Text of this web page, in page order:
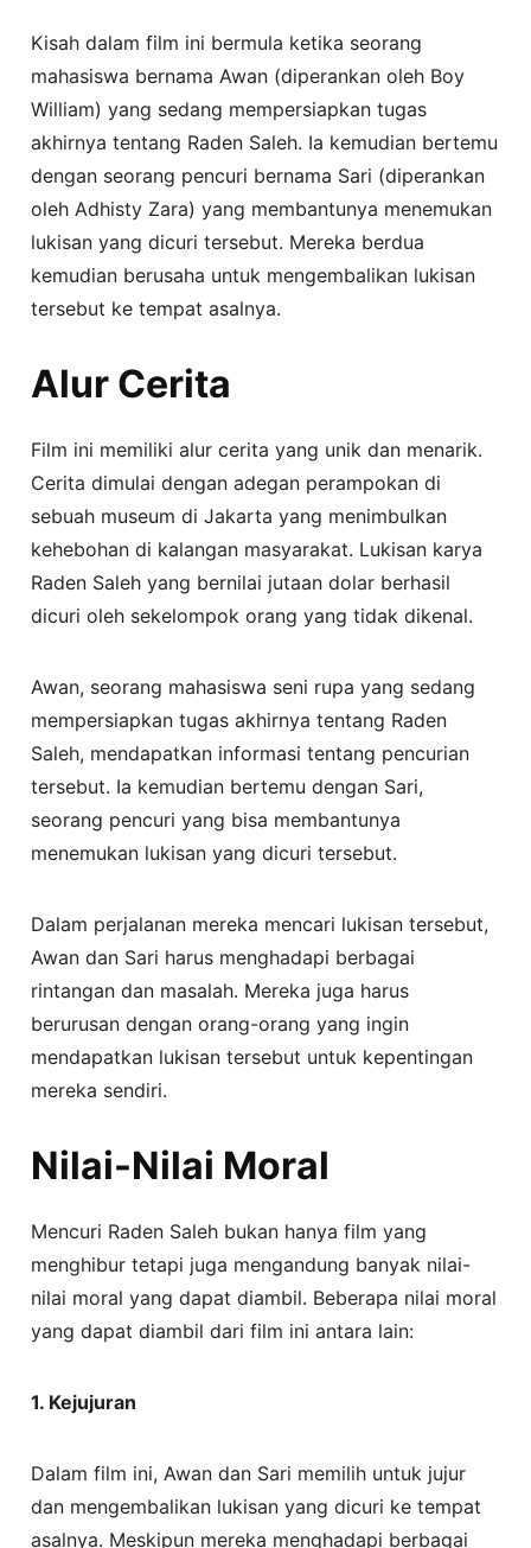
Kisah dalam film ini bermula ketika seorang
mahasiswa bernama Awan (diperankan oleh Boy
William) yang sedang mempersiapkan tugas
akhirnya tentang Raden Saleh. Ia kemudian bertemu
dengan seorang pencuri bernama Sari (diperankan
oleh Adhisty Zara) yang membantunya menemukan
lukisan yang dicuri tersebut. Mereka berdua
kemudian berusaha untuk mengembalikan lukisan
tersebut ke tempat asalnya.
Alur Cerita
Film ini memiliki alur cerita yang unik dan menarik.
Cerita dimulai dengan adegan perampokan di
sebuah museum di Jakarta yang menimbulkan
kehebohan di kalangan masyarakat. Lukisan karya
Raden Saleh yang bernilai jutaan dolar berhasil
dicuri oleh sekelompok orang yang tidak dikenal.
Awan, seorang mahasiswa seni rupa yang sedang
mempersiapkan tugas akhirnya tentang Raden
Saleh, mendapatkan informasi tentang pencurian
tersebut. Ia kemudian bertemu dengan Sari,
seorang pencuri yang bisa membantunya
menemukan lukisan yang dicuri tersebut.
Dalam perjalanan mereka mencari lukisan tersebut,
Awan dan Sari harus menghadapi berbagai
rintangan dan masalah. Mereka juga harus
berurusan dengan orang-orang yang ingin
mendapatkan lukisan tersebut untuk kepentingan
mereka sendiri.
Nilai-Nilai Moral
Mencuri Raden Saleh bukan hanya film yang
menghibur tetapi juga mengandung banyak nilai-
nilai moral yang dapat diambil. Beberapa nilai moral
yang dapat diambil dari film ini antara lain:
1. Kejujuran
Dalam film ini, Awan dan Sari memilih untuk jujur
dan mengembalikan lukisan yang dicuri ke tempat
asalnya. Meskipun mereka menghadapi berbagai